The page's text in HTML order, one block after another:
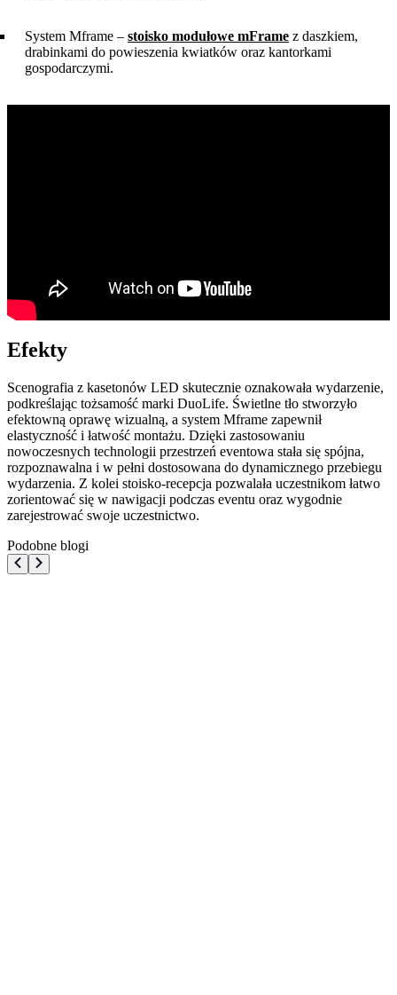
System Mframe – stoisko modułowe mFrame z daszkiem,
drabinkami do powieszenia kwiatków oraz kantorkami
gospodarczymi.
Efekty
Scenografia z kasetonów LED skutecznie oznakowała wydarzenie,
podkreślając tożsamość marki DuoLife. Świetlne tło stworzyło
efektowną oprawę wizualną, a system Mframe zapewnił
elastyczność i łatwość montażu. Dzięki zastosowaniu
nowoczesnych technologii przestrzeń eventowa stała się spójna,
rozpoznawalna i w pełni dostosowana do dynamicznego przebiegu
wydarzenia. Z kolei stoisko-recepcja pozwalała uczestnikom łatwo
zorientować się w nawigacji podczas eventu oraz wygodnie
zarejestrować swoje uczestnictwo.
Podobne blogi